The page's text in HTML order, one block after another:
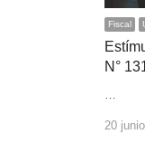
Fiscal
N°
20